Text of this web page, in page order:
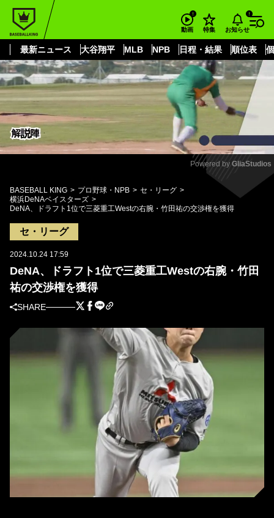
動画 特集 お知らせ
最新ニュース 大谷翔平 MLB NPB 日程・結果 順位表
もっと見る
Mute
Powered by GliaStudios
BASEBALL KING プロ野球・NPB
セ・リーグ
横浜DeNAベイスターズ
DeNA、ドラフト1位で三菱重工Westの右腕・竹田祐の交渉権を獲得
セ・リーグ
2024.10.24 17:59
DeNA、ドラフト1位で三菱重工Westの右腕・竹田
祐の交渉権を獲得
SHARE